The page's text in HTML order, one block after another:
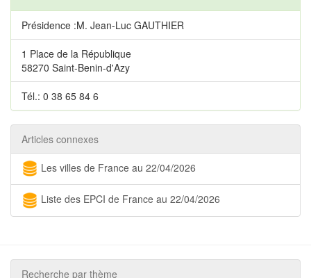
Présidence :M. Jean-Luc GAUTHIER
1 Place de la République
58270 Saint-Benin-d'Azy
Tél.: 0 38 65 84 6
Articles connexes
Les villes de France au 22/04/2026
Liste des EPCI de France au 22/04/2026
Recherche par thème